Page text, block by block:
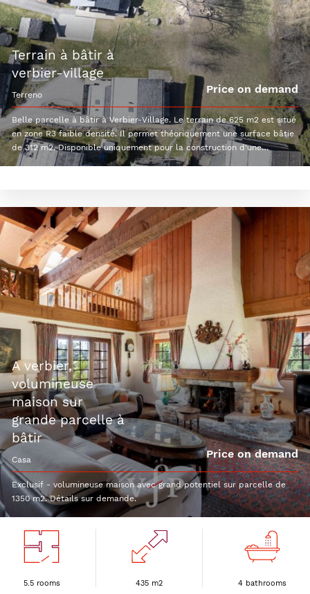
terrain à bâtir à
verbier-village
terreno Price on demand
Belle parcelle à bâtir à Verbier-Village. Le terrain de 625 m2 est situé
en zone R3 faible densité. Il permet théoriquement une surface bâtie
de 312 m2. Disponible uniquement pour la construction d'une
résidence principale (suisses, permis B / C).
a verbier,
volumineuse
maison sur
grande parcelle à
bâtir
casa Price on demand
Exclusif - volumineuse maison avec grand potentiel sur parcelle de
1350 m2. Détails sur demande.
5.5 rooms 435 m2 4 bathrooms